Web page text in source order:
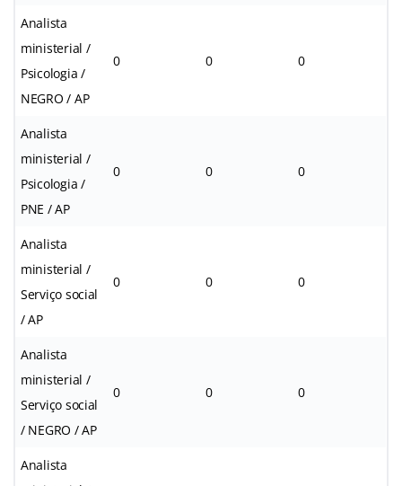
Analista
ministerial /
Psicologia /
NEGRO / AP
0 0 0
Analista
ministerial /
Psicologia /
PNE / AP
0 0 0
Analista
ministerial /
Serviço social
/ AP
0 0 0
Analista
ministerial /
Serviço social
/ NEGRO / AP
0 0 0
Analista